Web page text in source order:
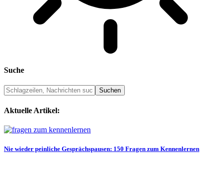
Suche
Aktuelle Artikel:
Nie wieder peinliche Gesprächspausen: 150 Fragen zum Kennenlernen